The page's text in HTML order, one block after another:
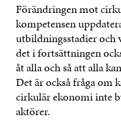
Förändringen mot
kompetensen
utbildningsstadier och
det i fortsättningen
åt alla och så att alla
Det är också fråga om
cirkulär ekonomi inte
aktörer.